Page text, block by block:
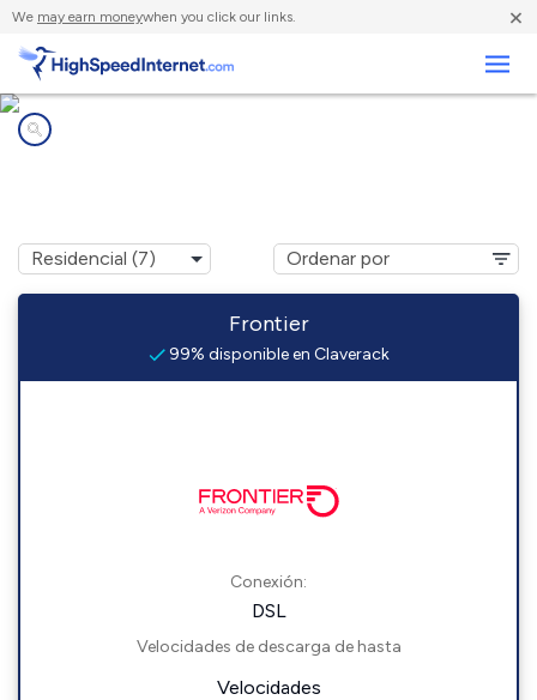
We may earn moneywhen you click our links. ×
Frontier
99% disponible en Claverack
Conexión:
DSL
Velocidades de descarga de hasta
Velocidades